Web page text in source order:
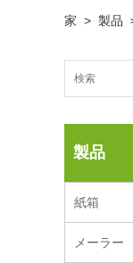
家 > 製品
製品
紙箱
メーラー